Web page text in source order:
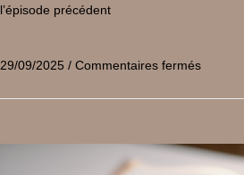
l’épisode précédent
29/09/2025 / Commentaires fermés